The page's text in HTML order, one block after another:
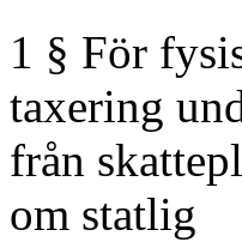
1 § För
taxering
från
om statlig